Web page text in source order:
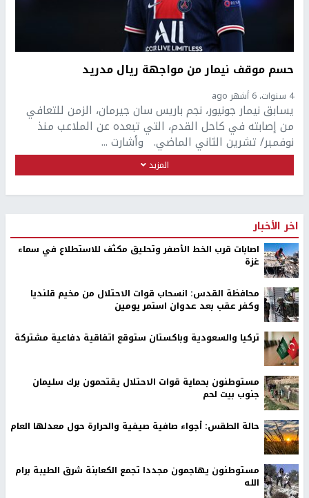
حسم موقف نيمار من مواجهة ريال مدريد
4 سنوات، 6 أشهر ago
يسابق نيمار جونيور، نجم باريس سان جيرمان، الزمن للتعافي
من إصابته في كاحل القدم، التي تبعده عن الملاعب منذ
نوفمبر/ تشرين الثاني الماضي. وأشارت ...
المزيد
اخر الأخبار
اصابات قرب الخط الأصفر وتحليق مكثف للاستطلاع في سماء
غزة
محافظة القدس: انسحاب قوات الاحتلال من مخيم قلنديا
وكفر عقب بعد عدوان استمر يومين
تركيا والسعودية وباكستان ستوقع اتفاقية دفاعية مشتركة
مستوطنون بحماية قوات الاحتلال يقتحمون برك سليمان
جنوب بيت لحم
حالة الطقس: أجواء صافية صيفية والحرارة حول معدلها العام
مستوطنون يهاجمون مجددا تجمع الكعابنة شرق الطيبة برام
الله